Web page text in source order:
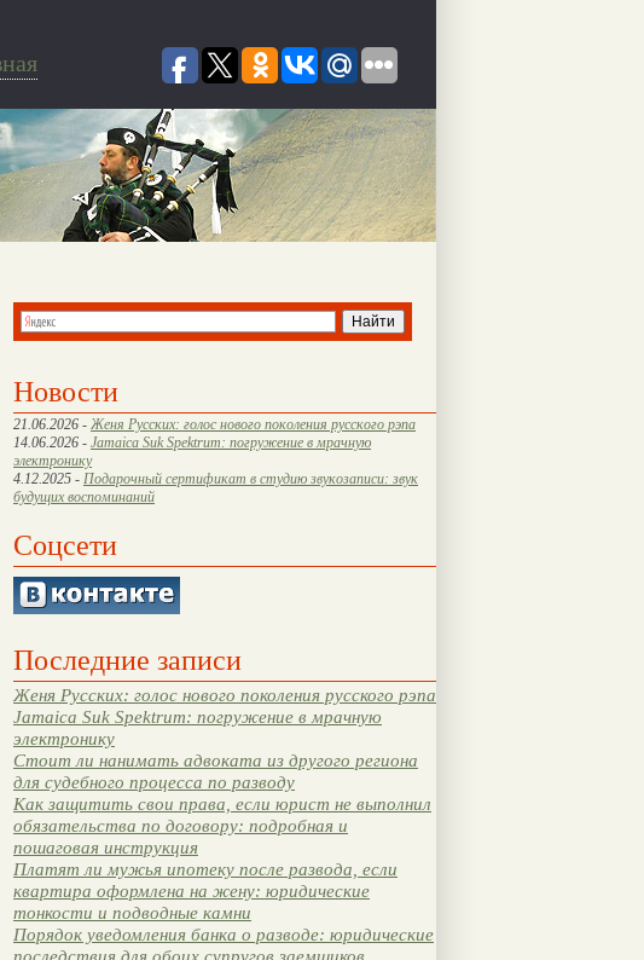
Новости
21.06.2026 - Женя Русских: голос нового поколения русского рэпа
14.06.2026 - Jamaica Suk Spektrum: погружение в мрачную
электронику
4.12.2025 - Подарочный сертификат в студию звукозаписи: звук
будущих воспоминаний
Соцсети
Последние записи
Женя Русских: голос нового поколения русского рэпа
Jamaica Suk Spektrum: погружение в мрачную
электронику
Стоит ли нанимать адвоката из другого региона
для судебного процесса по разводу
Как защитить свои права, если юрист не выполнил
обязательства по договору: подробная и
пошаговая инструкция
Платят ли мужья ипотеку после развода, если
квартира оформлена на жену: юридические
тонкости и подводные камни
Порядок уведомления банка о разводе: юридические
последствия для обоих супругов заемщиков